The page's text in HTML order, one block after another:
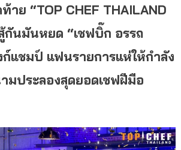
าย “TOP CHEF THAILAND
กันมันหยด “เชฟบิ๊ก อรรถ
แชมป์ แฟนรายการแห่ให้กำลัง
มประลองสุดยอดเชฟฝีมือ